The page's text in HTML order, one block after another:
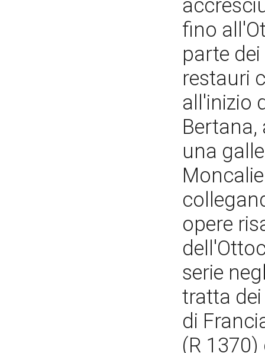
fino
parte
restauri
all'inizio
Bertana,
una
opere
serie
tratta
di
(R